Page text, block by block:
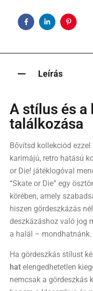
FacebookLinkedinPinterest
Leírás
A stílus és a
találkozása
Bővítsd kollekciód
karimájú, retro hatású
or Die! játéklogóval
“Skate or Die” egy
körében, amely
hiszen gördeszkázás
deszkázáshoz való jog
a halál – mondhatnánk.
Ha gördeszkás stílust
hat elengedhetetlen
nemcsak a gördeszkás